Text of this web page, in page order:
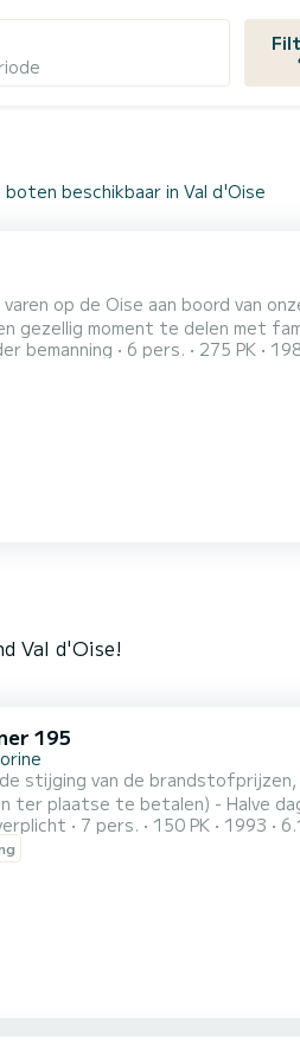
boten beschikbaar in Val d'Oise
op de Oise aan boord van
moment te delen met familie
met een tafel om te eten tijdens de tocht. Het
bemanning 6 pers. 275 PK
Val d'Oise!
195
van de brandstofprijzen, hier zijn de
ter plaatse te betalen) - Halve
MAAT OP DE SEINE EN/OF DE OISE MET KAPITEIN - Maximaal 7
6 volwassenen). -
7 pers. 150 PK 1993